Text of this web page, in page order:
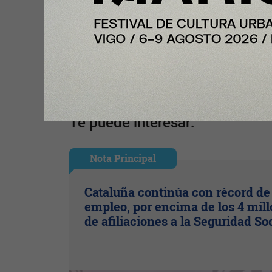
Tu opinión enriquece este artículo:
Ingresar con Google
Te puede interesar:
Nota Principal
Cataluña continúa con récord de
empleo, por encima de los 4
de afiliaciones a la Seguridad